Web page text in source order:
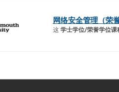
网络安全管理（荣
这 学士学位/荣誉学位课